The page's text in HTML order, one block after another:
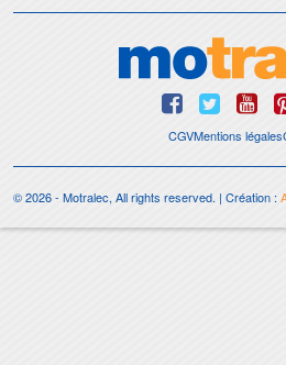
CGVMentions légales
© 2026 - Motralec, All rights reserved. | Création :